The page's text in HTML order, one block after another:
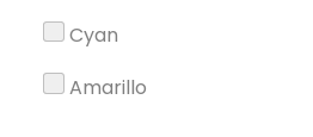
Cyan
Amarillo